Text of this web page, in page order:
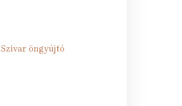
Szivar öngyújtó